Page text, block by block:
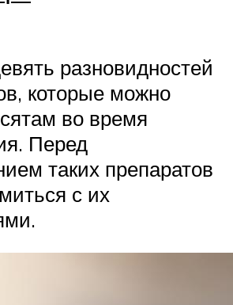
разновидностей
которые можно
во время
Перед
таких препаратов
с их